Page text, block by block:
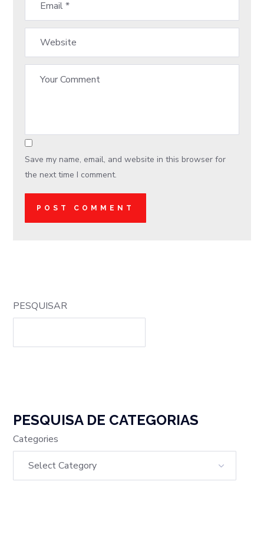
Save my name, email, and website in this browser for
the next time I comment.
PESQUISAR
PESQUISA DE CATEGORIAS
Categories